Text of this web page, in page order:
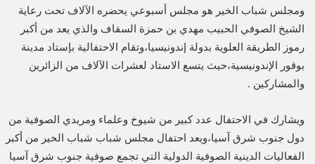
ومجلس شباب الخير هو مجلس أسبوعي يحضره الآلاف تحت رعاية
الشيخ الصوفي الحبيب مهدي بن حمزة السقاف والذي يعد من أكبر
رموز الطريقة العلوية بدولة إندونيسيا،وتقام الاحتفالية بإستاد مدينة
بوقور الإندونيسية،حيث يتسع الاستاد لعشرات الآلاف من الزائرين
والمشاركين .
ويشارك في الاحتفال عدد كبير من شيوخ وعلماء ومريدي الصوفية من
دول جنوب شرق آسيا،ويعد احتفال مجلس شباب شباب الخير من أكبر
الفعاليات الدينية الصوفية الدولية التي تجمع صوفية جنوب شرق آسيا